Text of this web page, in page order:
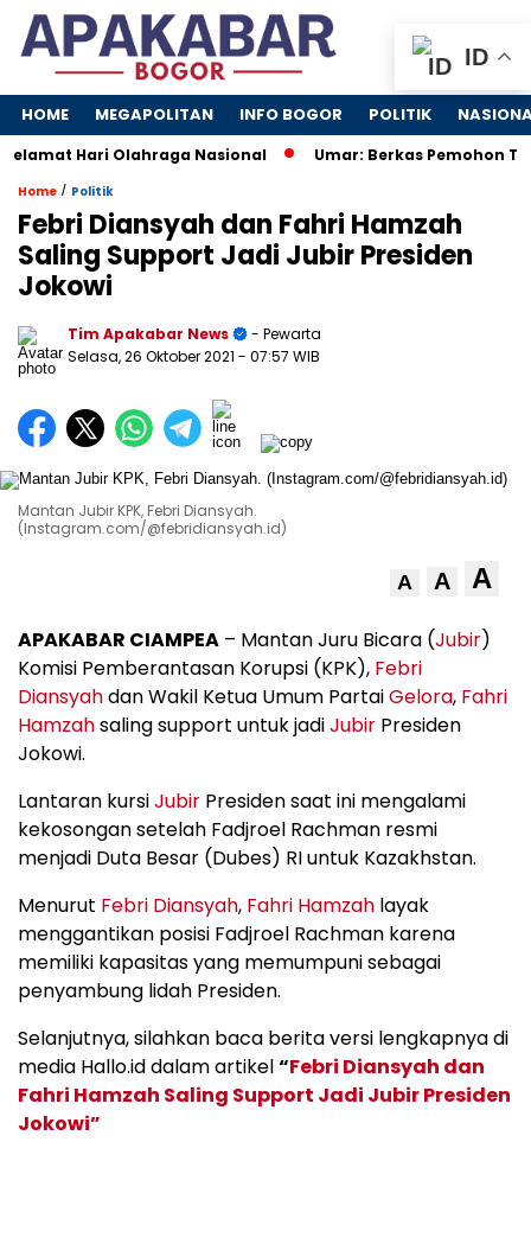
HOME MEGAPOLITAN INFO BOGOR POLITIK
Hari Olahraga Nasional Umar: Berkas Pemohon
Home / Politik
Febri Diansyah dan Fahri Hamzah
Saling Support Jadi Jubir Presiden
Jokowi
Tim Apakabar News
- Pewarta
Selasa, 26 Oktober 2021 - 07:57 WIB
Mantan Jubir KPK, Febri Diansyah.
(Instagram.com/@febridiansyah.id)
A A A
APAKABAR CIAMPEA – Mantan Juru Bicara (Jubir)
Komisi Pemberantasan Korupsi (KPK), Febri
Diansyahdan Wakil Ketua Umum PartaiGelora, Fahri
Hamzahsaling support untuk jadiJubir Presiden
Jokowi.
Lantaran kursiJubir Presiden saat ini mengalami
kekosongan setelah Fadjroel Rachman resmi
menjadi Duta Besar (Dubes) RI untuk Kazakhstan.
Menurut Febri Diansyah, Fahri Hamzah layak
menggantikan posisi Fadjroel Rachman karena
memiliki kapasitas yang memumpuni sebagai
penyambung lidah Presiden.
Selanjutnya, silahkan baca berita versi lengkapnya di
media Hallo.id dalam artikel“Febri Diansyah dan
Fahri Hamzah Saling Support Jadi Jubir Presiden
Jokowi”
ID